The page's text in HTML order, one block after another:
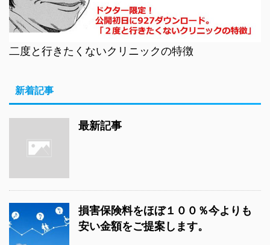
二度と行きたくないクリニックの特徴
新着記事
最新記事
損害保険料をほぼ１００％今よりも
安い金額をご提案します。